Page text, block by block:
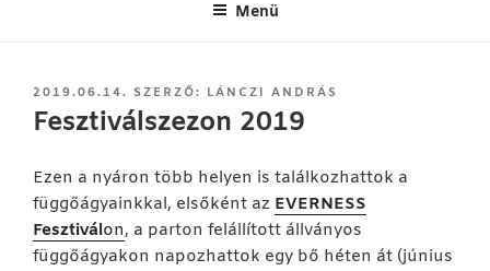
Menü
BEKÜLDVE:
2019.06.14. SZERZŐ: LÁNCZI ANDRÁS
Fesztiválszezon 2019
Ezen a nyáron több helyen is találkozhattok a
függőágyainkkal, elsőként az EVERNESS
Fesztiválon, a parton felállított állványos
függőágyakon napozhattok egy bő héten át (június